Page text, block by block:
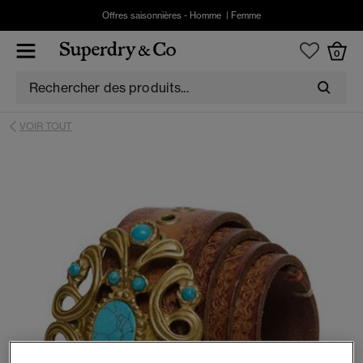
Offres saisonnières - Homme Femme
0
VOIR TOUT